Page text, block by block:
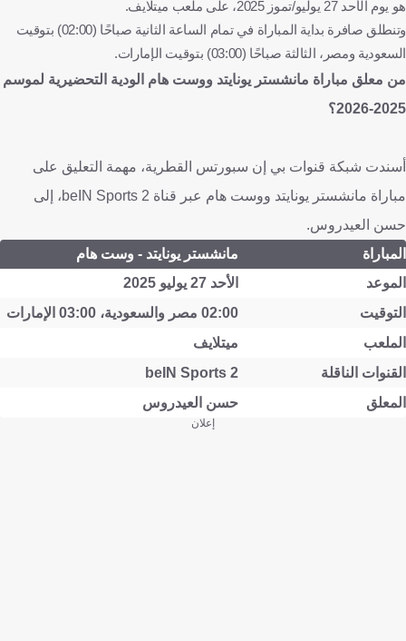
هو يوم الأحد 27 يوليو/تموز 2025، على ملعب ميتلايف.
وتنطلق صافرة بداية المباراة في تمام الساعة الثانية صباحًا (02:00) بتوقيت
السعودية ومصر، الثالثة صباحًا (03:00) بتوقيت الإمارات.
من معلق مباراة مانشستر يونايتد ووست هام الودية التحضيرية لموسم
2025-2026؟
أسندت شبكة قنوات بي إن سبورتس القطرية، مهمة التعليق على
مباراة مانشستر يونايتد ووست هام عبر قناة beIN Sports 2، إلى
حسن العيدروس.
المباراة
مانشستر يونايتد - وست هام
الموعد
الأحد 27 يوليو 2025
التوقيت
02:00 مصر والسعودية، 03:00 الإمارات
الملعب
ميتلايف
القنوات الناقلة
beIN Sports 2
المعلق
حسن العيدروس
إعلان